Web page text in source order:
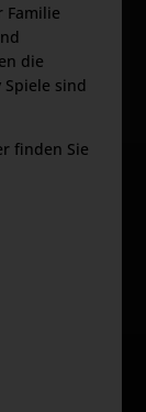
Familie
die
Spiele sind
finden Sie